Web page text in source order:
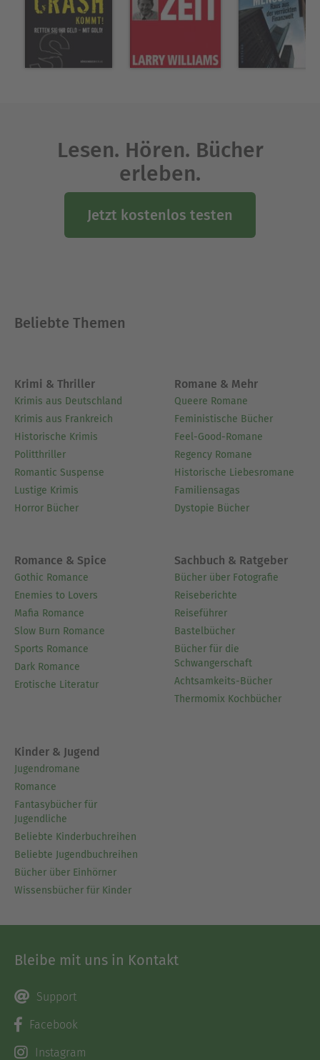
Lesen. Hören. Bücher
erleben.
Jetzt kostenlos testen
Beliebte Themen
Krimi & Thriller
Krimis aus Deutschland
Krimis aus Frankreich
Historische Krimis
Politthriller
Romantic Suspense
Lustige Krimis
Horror Bücher
Romane & Mehr
Queere Romane
Feministische Bücher
Feel-Good-Romane
Regency Romane
Historische Liebesromane
Familiensagas
Dystopie Bücher
Romance & Spice
Gothic Romance
Enemies to Lovers
Mafia Romance
Slow Burn Romance
Sports Romance
Dark Romance
Erotische Literatur
Sachbuch & Ratgeber
Bücher über Fotografie
Reiseberichte
Reiseführer
Bastelbücher
Bücher für die
Schwangerschaft
Achtsamkeits-Bücher
Thermomix Kochbücher
Kinder & Jugend
Jugendromane
Romance
Fantasybücher für
Jugendliche
Beliebte Kinderbuchreihen
Beliebte Jugendbuchreihen
Bücher über Einhörner
Wissensbücher für Kinder
Bleibe mit uns in Kontakt
Support
Facebook
Instagram